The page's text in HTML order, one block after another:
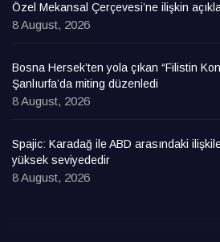
Özel Mekansal Çerçevesi’ne ilişkin
8 August, 2026
Bosna Hersek’ten yola çıkan “Filistin
Şanlıurfa’da miting düzenledi
8 August, 2026
Spajic: Karadağ ile ABD arasındaki
yüksek seviyededir
8 August, 2026